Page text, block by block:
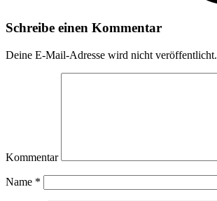
Schreibe einen Kommentar
Deine E-Mail-Adresse wird nicht veröffentlicht.
Kommentar
Name *